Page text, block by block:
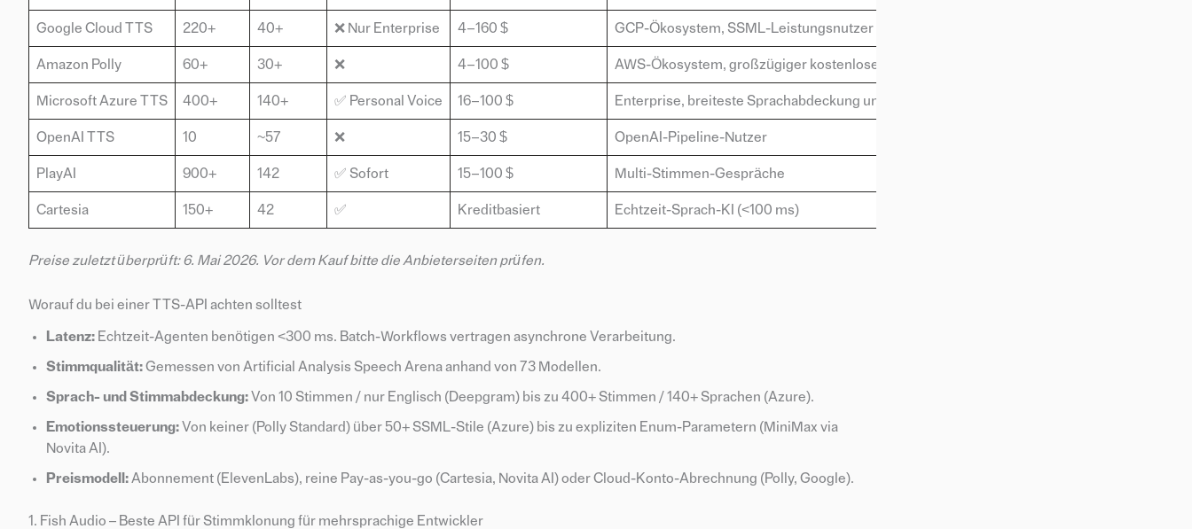
Google Cloud TTS 220+ 40+ ❌ Nur Enterprise 4–160 $ GCP-Ökosystem, SSML-Leistungsnutzer
Amazon Polly 60+ 30+ ❌ 4–100 $ AWS-Ökosystem, großzügiger kostenloser Einstieg
Microsoft Azure TTS 400+ 140+ ✅ Personal Voice 16–100 $ Enterprise, breiteste Sprachabdeckung unter geprüften Anbietern
OpenAI TTS 10 ~57 ❌ 15–30 $ OpenAI-Pipeline-Nutzer
PlayAI 900+ 142 ✅ Sofort 15–100 $ Multi-Stimmen-Gespräche
Cartesia 150+ 42 ✅ Kreditbasiert Echtzeit-Sprach-KI (<100 ms)
Preise zuletzt überprüft: 6. Mai 2026. Vor dem Kauf bitte die Anbieterseiten prüfen.
Worauf du bei einer TTS-API achten solltest
Latenz: Echtzeit-Agenten benötigen <300 ms. Batch-Workflows vertragen asynchrone Verarbeitung.
Stimmqualität:Gemessen von Artificial Analysis Speech Arena anhand von 73 Modellen.
Sprach- und Stimmabdeckung: Von 10 Stimmen / nur Englisch (Deepgram) bis zu 400+ Stimmen / 140+ Sprachen (Azure).
Emotionssteuerung: Von keiner (Polly Standard) über 50+ SSML-Stile (Azure) bis zu expliziten Enum-Parametern (MiniMax via
Novita AI).
Preismodell: Abonnement (ElevenLabs), reine Pay-as-you-go (Cartesia, Novita AI) oder Cloud-Konto-Abrechnung (Polly, Google).
1. Fish Audio – Beste API für Stimmklonung für mehrsprachige Entwickler